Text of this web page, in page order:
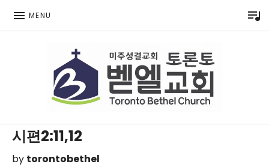
MENU
시편2:11,12
by torontobethel